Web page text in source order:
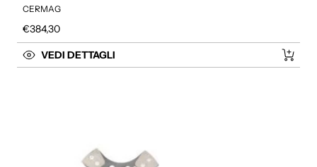
CERMAG
Prezzo regolare
€384,30
VEDI DETTAGLI